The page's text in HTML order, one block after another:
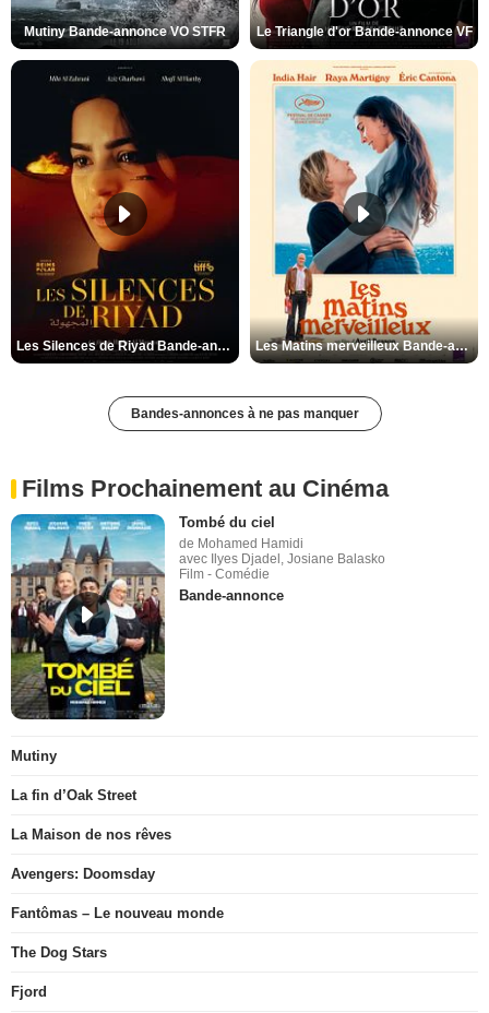
Mutiny Bande-annonce VO STFR Le Triangle d'or Bande-annonce VF
Les Silences de Riyad Bande-annonce VO STFR Les Matins merveilleux Bande-annonce VF
Bandes-annonces à ne pas manquer
Films Prochainement au Cinéma
Tombé du ciel
de Mohamed Hamidi
avec Ilyes Djadel, Josiane Balasko
Film - Comédie
Bande-annonce
Mutiny
La fin d’Oak Street
La Maison de nos rêves
Avengers: Doomsday
Fantômas – Le nouveau monde
The Dog Stars
Fjord